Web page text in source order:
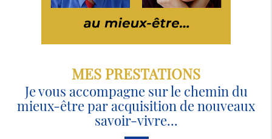
MES PRESTATIONS
Je vous accompagne sur le chemin du
mieux-être par acquisition de nouveaux
savoir-vivre...